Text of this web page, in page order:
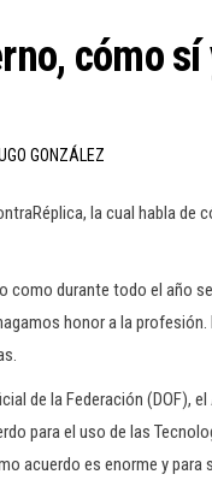
cómo
GONZÁLEZ
la cual habla de
como durante todo el año
honor a la
de la Federación (DOF),
para el uso de las
acuerdo es enorme y